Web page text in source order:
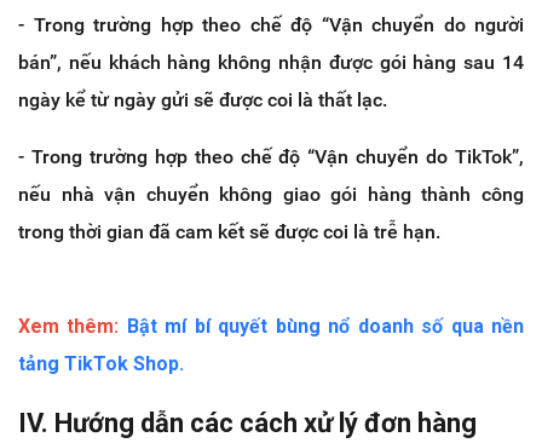
- Trong trường hợp theo chế độ “Vận chuyển do người
bán”, nếu khách hàng không nhận được gói hàng sau 14
ngày kể từ ngày gửi sẽ được coi là thất lạc.
- Trong trường hợp theo chế độ “Vận chuyển do TikTok”,
nếu nhà vận chuyển không giao gói hàng thành công
trong thời gian đã cam kết sẽ được coi là trễ hạn.
Xem thêm: Bật mí bí quyết bùng nổ doanh số qua nền
tảng TikTok Shop.
IV. Hướng dẫn các cách xử lý đơn hàng